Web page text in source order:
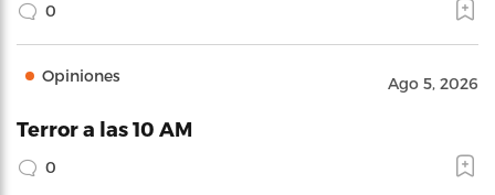
0
Opiniones Ago 5, 2026
Terror a las 10 AM
0